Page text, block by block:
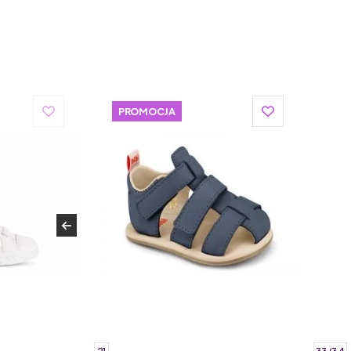
PROMOCJA